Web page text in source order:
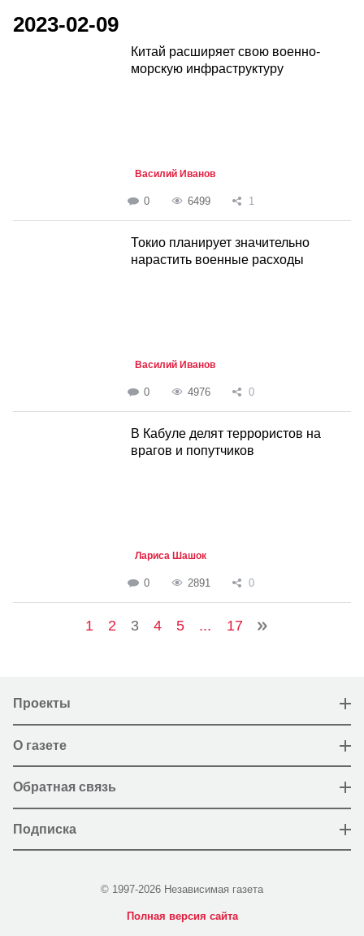
2023-02-09
Китай расширяет свою военно-
морскую инфраструктуру
Василий Иванов
0 6499 1
Токио планирует значительно
нарастить военные расходы
Василий Иванов
0 4976 0
В Кабуле делят террористов на
врагов и попутчиков
Лариса Шашок
0 2891 0
1 2 3 4 5 ... 17
Проекты
О газете
Обратная связь
Подписка
© 1997-2026 Независимая газета
Полная версия сайта